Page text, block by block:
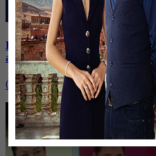
Бюджетте 15 трлн. теңге бар,
ақшаны қайдан алады? |
03 ноября, 20:00